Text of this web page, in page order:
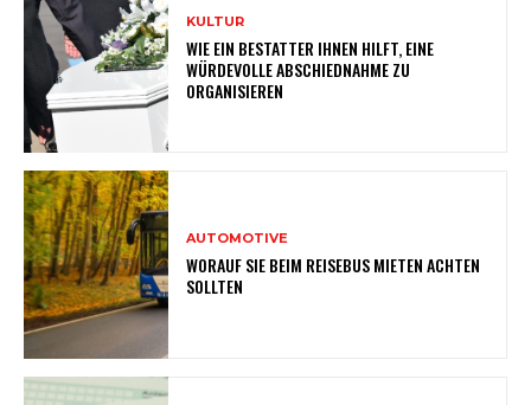
KULTUR
WIE EIN BESTATTER IHNEN HILFT, EINE
WÜRDEVOLLE ABSCHIEDNAHME ZU
ORGANISIEREN
AUTOMOTIVE
WORAUF SIE BEIM REISEBUS MIETEN ACHTEN
SOLLTEN